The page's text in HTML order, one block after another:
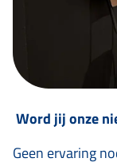
Word jij onze
Geen ervaring